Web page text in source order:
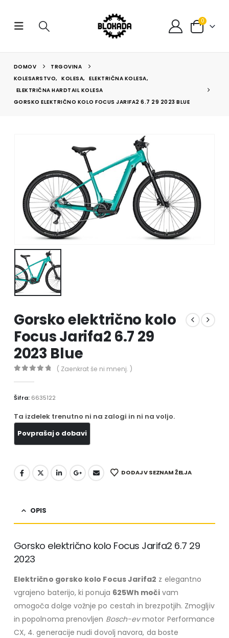
0
DOMOV
TRGOVINA
KOLESARSTVO, KOLESA, ELEKTRIČNA KOLESA,
ELEKTRIČNA HARDTAIL KOLESA
GORSKO ELEKTRIČNO KOLO FOCUS JARIFA2 6.7 29 2023 BLUE
Gorsko električno kolo
Focus Jarifa2 6.7 29
2023 Blue
( Zaenkrat še ni mnenj. )
Šifra: 6635122
Ta izdelek trenutno ni na zalogi in ni na voljo.
DODAJ V SEZNAM ŽELJA
OPIS
Gorsko električno kolo Focus Jarifa2 6.7 29
2023
Električno gorsko kolo Focus Jarifa2 z elegantno
vgrajeno baterijo, ki ponuja 625Wh močivam
omogoča dolge vožnje po cestah in brezpotjih. Zmogljiv
in popolnoma prenovljen Bosch-evmotor Performance
CX, 4. generacije nudi dovolj navora, da boste